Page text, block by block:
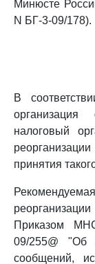
Минюсте
N БГ-3-09/178).
В
налоговый
принятия
Приказом
09/255@ "Об
сообщений,